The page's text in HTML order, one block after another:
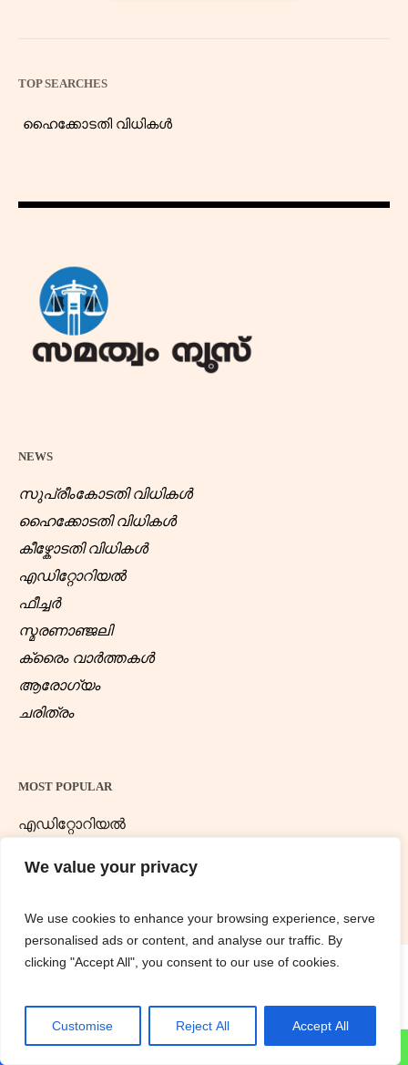
We value your privacy
We use cookies to enhance your browsing experience, serve
personalised ads or content, and analyse our traffic. By
clicking "Accept All", you consent to our use of cookies.
Customise Reject All Accept All
TOP SEARCHES
ഹൈക്കോടതി വിധികൾ
NEWS
സുപ്രീംകോടതി വിധികൾ
ഹൈക്കോടതി വിധികൾ
കീഴ്കോടതി വിധികൾ
എഡിറ്റോറിയൽ
ഫീച്ചർ
സ്മരണാഞ്ജലി
ക്രൈം വാർത്തകൾ
ആരോഗ്യം
ചരിത്രം
MOST POPULAR
എഡിറ്റോറിയൽ
Samathwamnews.com © 2025 / All Rights Reserved